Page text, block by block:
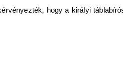
hogy a királyi